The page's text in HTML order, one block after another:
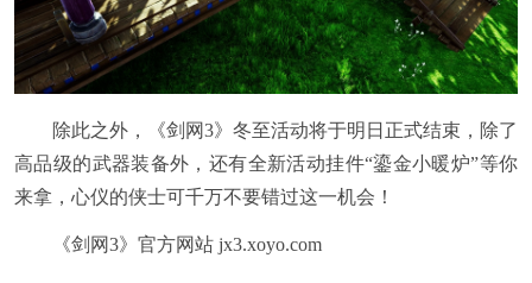
除此之外，《剑网3》冬至活动将于明日正式结束，除了
高品级的武器装备外，还有全新活动挂件“鎏金小暖炉”等你
来拿，心仪的侠士可千万不要错过这一机会！
《剑网3》官方网站 jx3.xoyo.com